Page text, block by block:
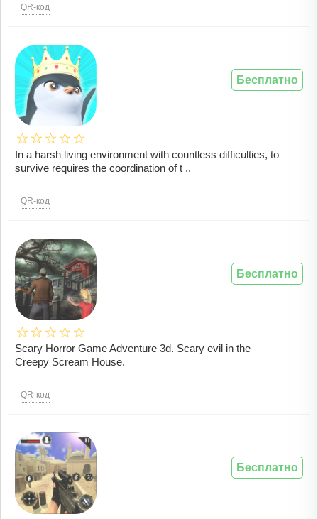
QR-код
In a harsh living environment with countless difficulties, to
survive requires the coordination of t ..
QR-код
Бесплатно
Scary Horror Game Adventure 3d. Scary evil in the
Creepy Scream House.
QR-код
Бесплатно
Бесплатно